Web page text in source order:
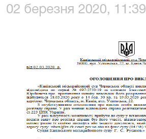
02 березня 2020, 11:39